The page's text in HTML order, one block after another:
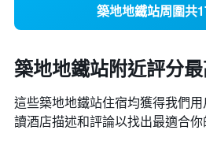
築地地鐵站周圍共
築地地鐵站附近評分
這些築地地鐵站​住宿均獲得我們
讀酒店描述和評論以找出最適合你